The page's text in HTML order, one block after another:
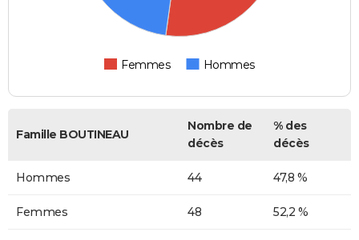
Femmes Hommes
Famille BOUTINEAU
Nombre de
décès
% des
décès
Hommes 44 47,8 %
Femmes 48 52,2 %